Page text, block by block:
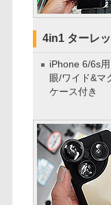
4in1 ターレ
iPhone 6/6s
眼/ワイド&マ
ケース付き